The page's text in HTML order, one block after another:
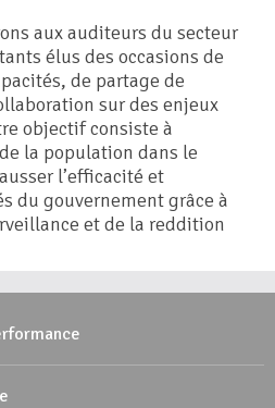
aux auditeurs du secteur
élus des occasions de
de partage de
sur des enjeux
objectif consiste à
la population dans le
l’efficacité et
du gouvernement grâce à
et de la reddition